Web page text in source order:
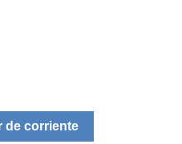
de corriente